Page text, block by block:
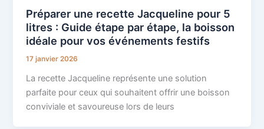
Préparer une recette Jacqueline pour 5
litres : Guide étape par étape, la boisson
idéale pour vos événements festifs
17 janvier 2026
La recette Jacqueline représente une solution
parfaite pour ceux qui souhaitent offrir une boisson
conviviale et savoureuse lors de leurs